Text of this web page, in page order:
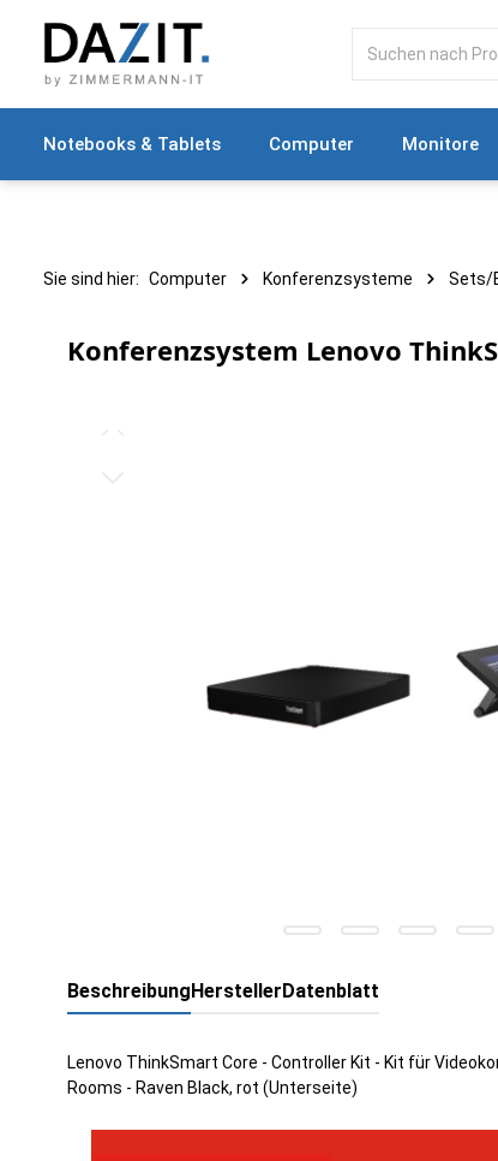
Zur Hauptnavigation springen
Notebooks & Tablets Computer Monitore
Sie sind hier: Computer Konferenzsysteme Sets/
Konferenzsystem Lenovo
BeschreibungHerstellerDatenblatt
Lenovo ThinkSmart Core - Controller Kit - Kit für
Rooms - Raven Black, rot (Unterseite)